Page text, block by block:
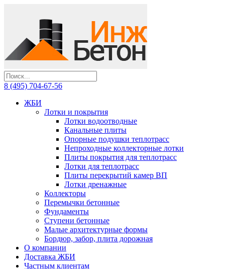
8 (495) 704-67-56
ЖБИ
Лотки и покрытия
Лотки водоотводные
Канальные плиты
Опорные подушки теплотрасс
Непроходные коллекторные лотки
Плиты покрытия для теплотрасс
Лотки для теплотрасс
Плиты перекрытий камер ВП
Лотки дренажные
Коллекторы
Перемычки бетонные
Фундаменты
Ступени бетонные
Малые архитектурные формы
Бордюр, забор, плита дорожная
О компании
Доставка ЖБИ
Частным клиентам